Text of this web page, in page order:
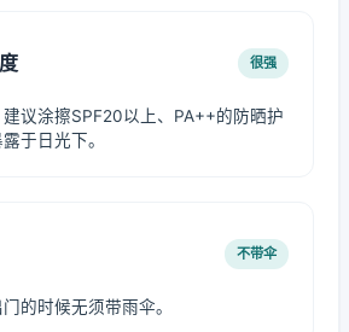
很强
议涂擦SPF20以上、PA++的防晒护
于日光下。
不带伞
的时候无须带雨伞。